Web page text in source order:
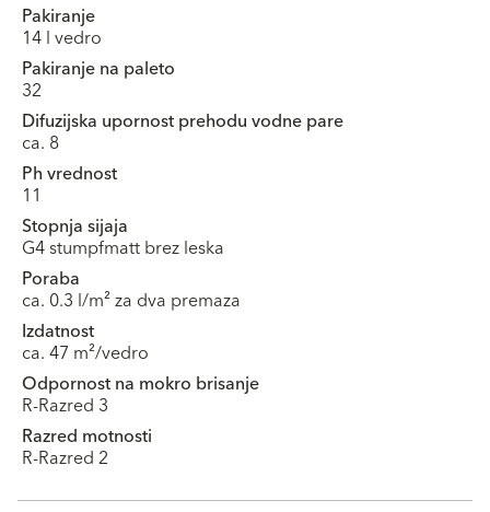
Pakiranje
14 l vedro
Pakiranje na paleto
32
Difuzijska upornost prehodu vodne pare
ca. 8
Ph vrednost
11
Stopnja sijaja
G4 stumpfmatt brez leska
Poraba
ca. 0.3 l/m² za dva premaza
Izdatnost
ca. 47 m²/vedro
Odpornost na mokro brisanje
R-Razred 3
Razred motnosti
R-Razred 2